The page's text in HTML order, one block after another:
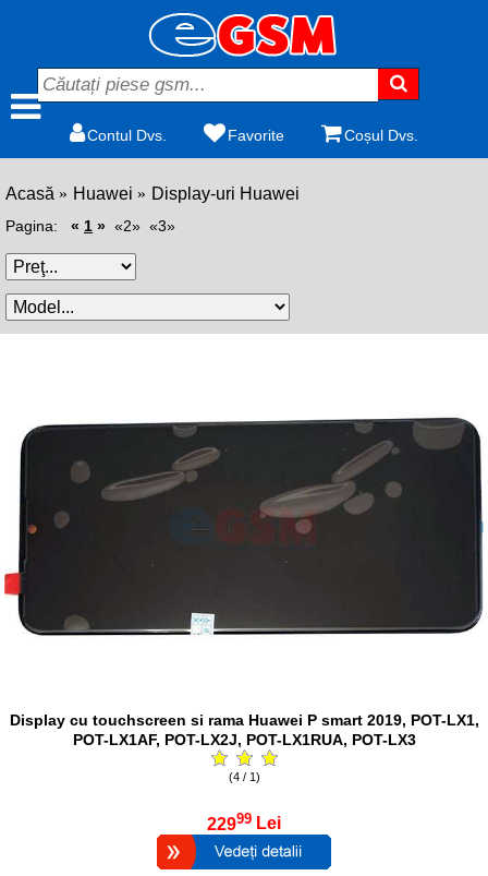
Contul Dvs. Favorite Coșul Dvs.
Acasă Huawei Display-uri Huawei
Pagina: « 1 » «2» «3»
Display cu touchscreen si rama Huawei P smart 2019, POT-LX1,
POT-LX1AF, POT-LX2J, POT-LX1RUA, POT-LX3
(4 / 1)
22999 Lei